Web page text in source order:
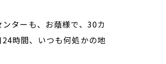
ターも、お蔭様で、30カ
時間、いつも何処かの地